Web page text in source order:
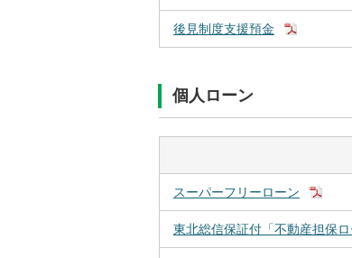
後見制度支援預金
個人ローン
スーパーフリーローン
東北総信保証付「不動産担保ロ